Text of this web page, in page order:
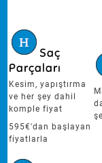
Saç
Parçaları
Kesim, yapıştırma
ve her şey dahil
komple fiyat
595€'dan başlayan
fiyatlarla